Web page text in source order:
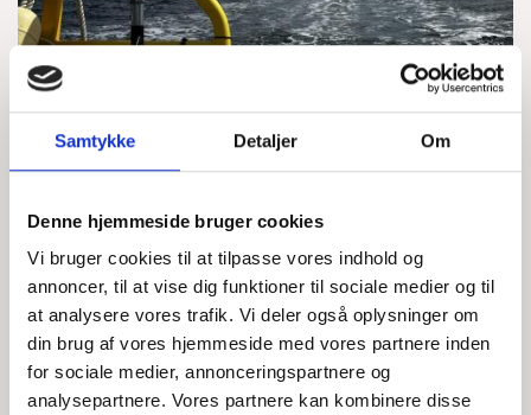
Samtykke Detaljer Om
Denne hjemmeside bruger cookies
Vi bruger cookies til at tilpasse vores indhold og
annoncer, til at vise dig funktioner til sociale medier og til
at analysere vores trafik. Vi deler også oplysninger om
din brug af vores hjemmeside med vores partnere inden
for sociale medier, annonceringspartnere og
analysepartnere. Vores partnere kan kombinere disse
TREDJE OPGAVE ØST FOR SALTHOLM
LØR, 08/08/2026 - 23:08
Opgave 3 På vej tilbage for anden gang og igen netop nået
nord for Saltholm, kom dagens tredje opgave fra
vagthavende. Da vi indtastede koordinaterne troede vi